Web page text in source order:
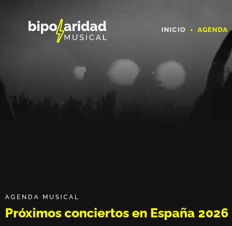
INICIO AGENDA
AGENDA MUSICAL
Próximos conciertos en España 2026